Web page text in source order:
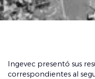
Ingevec presentó sus
correspondientes al